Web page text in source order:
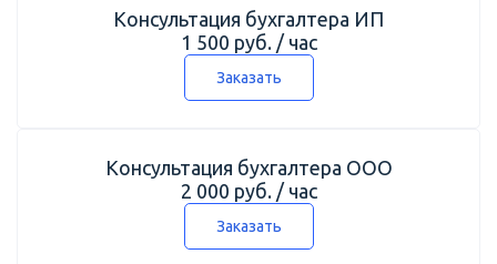
Консультация бухгалтера ИП
1 500 руб. / час
Заказать
Консультация бухгалтера ООО
2 000 руб. / час
Заказать